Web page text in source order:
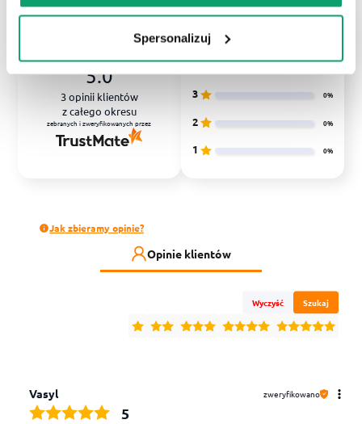
Spersonalizuj
5.0
3opinii klientów
z całego okresu
zebranych i zweryfikowanych przez
5
4
3 0%
2 0%
1 0%
Jak zbieramy opinie?
Opinie klientów
Wyczyść Szukaj
Vasyl zweryfikowano
5